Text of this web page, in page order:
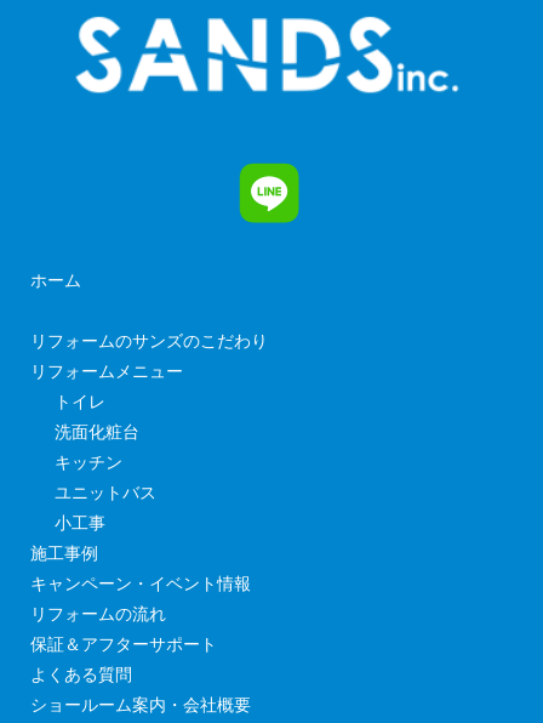
ホーム
リフォームのサンズのこだわり
リフォームメニュー
トイレ
洗面化粧台
キッチン
ユニットバス
小工事
施工事例
キャンペーン・イベント情報
リフォームの流れ
保証＆アフターサポート
よくある質問
ショールーム案内・会社概要